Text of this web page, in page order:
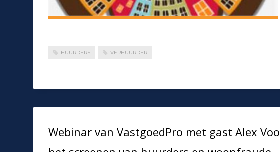
HUURDERS VERHUURDER
Webinar van VastgoedPro met gast Alex